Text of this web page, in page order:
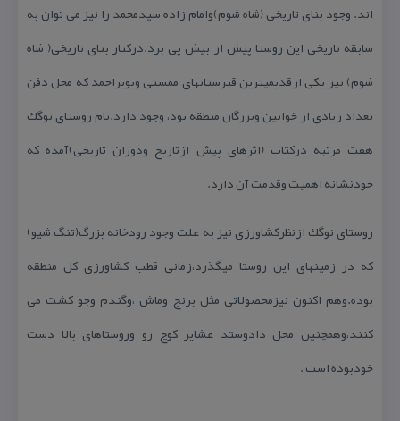
اند. وجود بنای تاریخی (شاه شوم)وامام زاده سیدمحمد را نیز می توان به
سابقه تاریخی این روستا پیش از بیش پی برد.دركنار بنای تاریخی( شاه
شوم) نیز یكی ازقدیمیترین قبرستانهای ممسنی وبویراحمد كه محل دفن
تعداد زیادی از خوانین وبزرگان منطقه بود، وجود دارد.نام روستای نوگك
هفت مرتبه دركتاب (اثرهای پیش ازتاریخ ودوران تاریخی)آمده كه
خودنشانه اهمیت وقدمت آن دارد.
روستای نوگك ازنظركشاورزی نیز به علت وجود رودخانه بزرگ(تنگ شیو)
كه در زمینهای این روستا میگذرد،زمانی قطب كشاورزی كل منطقه
بوده.وهم اكنون نیزمحصولاتی مثل برنج وماش ،وگندم وجو كشت می
كنند،وهمچنین محل دادوستد عشایر كوچ رو وروستاهای بالا دست
خودبوده است .